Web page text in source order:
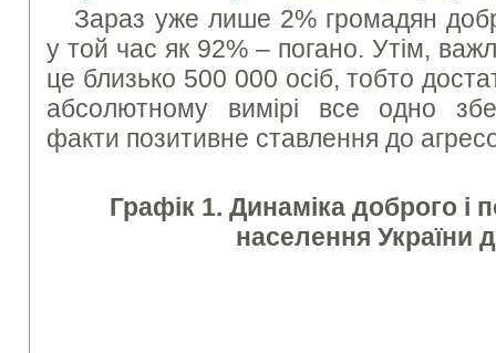
Зараз уже лише 2% громадян
у той час як 92% – погано. Утім,
це близько 500 000 осіб, тобто
абсолютному вимірі все одно
факти позитивне ставлення до
Графік 1. Динаміка доброго і
населення України